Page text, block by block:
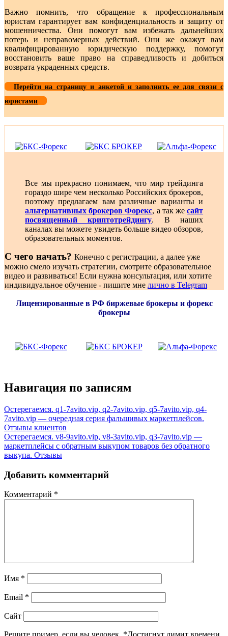
Важно помнить, что обращение к профессиональным
юристам гарантирует вам конфиденциальность и защиту от
мошенничества. Они помогут вам избежать дальнейших
потерь и неправомерных действий. Они же окажут вам
квалифицированную юридическую поддержку, помогут
восстановить ваше право на справедливость и добиться
возврата украденных средств.
Перейти на страницу и анкетой и заполнить ее для связи с
юристами
Все мы прекрасно понимаем, что мир трейдинга
гораздо шире чем несколько Российских брокеров,
поэтому предлагаем вам различные варианты и
альтернативных брокеров Форекс, а так жесайт
посвященный криптотрейдингу. В наших
каналах вы можете увидеть больше видео обзоров,
образовательных моментов.
С чего начать? Конечно с регистрации, а далее уже
можно смело изучать стратегии, смотрите образовательное
видео и развиваться! Если нужна консультация, или хотите
индивидуальное обучение - пишите мне лично в Telegram
Лицензированные в РФ биржевые брокеры и форекс
брокеры
Навигация по записям
Остерегаемся. q1-7avito.vip, q2-7avito.vip, q5-7avito.vip, q4-
7avito.vip — очередная серия фальшивых маркетплейсов.
Отзывы клиентов
Остерегаемся. v8-9avito.vip, v8-3avito.vip, q3-7avito.vip —
маркетплейсы с обратным выкупом товаров без обратного
выкупа. Отзывы
Добавить комментарий
Комментарий *
Имя *
Email *
Сайт